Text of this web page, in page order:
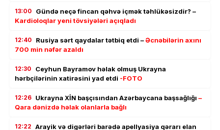
13:00
Gündə neçə fincan qəhvə içmək təhlükəsizdir? –
Kardioloqlar yeni tövsiyələri açıqladı
12:40 Rusiya sərt qaydalar tətbiq etdi –Əcnəbilərin axını
700 min nəfər azaldı
12:30
Ceyhun Bayramov həlak olmuş Ukrayna
hərbçilərinin xatirəsini yad etdi -FOTO
12:26 Ukrayna XİN başçısından Azərbaycana başsağlığı –
Qara dənizdə həlak olanlarla bağlı
12:22 Arayik və digərləri barədə apellyasiya qərarı elan